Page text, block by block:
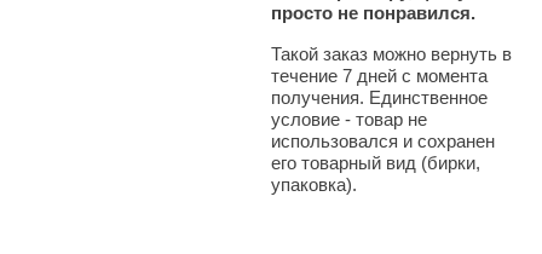
просто не понравился.
Такой заказ можно вернуть в
течение 7 дней с момента
получения. Единственное
условие - товар не
использовался и сохранен
его товарный вид (бирки,
упаковка).